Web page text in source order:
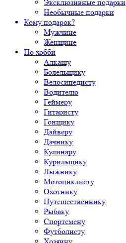
Эксклюзивные подарки
Необычные подарки
Кому подарок?
Мужчине
Женщине
По хобби
Алкашу
Болельщику
Велосипедисту
Водителю
Геймеру
Гитаристу
Гонщику
Дайверу
Дачнику
Кулинару
Курильщику
Лыжнику
Мотоциклисту
Охотнику
Путешественнику
Рыбаку
Спортсмену
Футболисту